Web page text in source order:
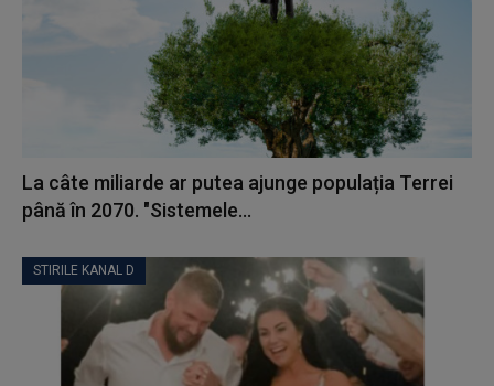
La câte miliarde ar putea ajunge populația Terrei
până în 2070. "Sistemele...
STIRILE KANAL D